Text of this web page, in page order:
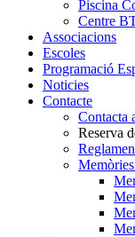
Piscina
Centre
Associacions
Escoles
Programació
Noticies
Contacte
Contacta
Reserva